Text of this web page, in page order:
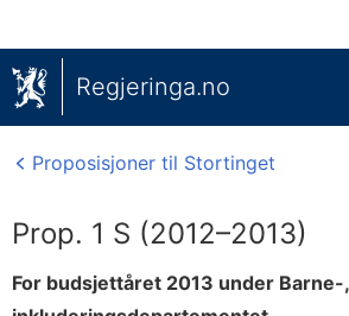
Regjeringa.no
Proposisjoner til Stortinget
Prop. 1 S (2012–2013)
For budsjettåret 2013 under